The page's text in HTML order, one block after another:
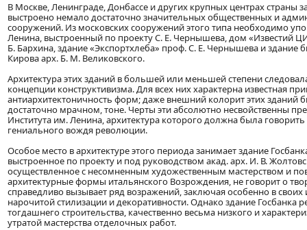
В Москве, Ленинграде, Донбассе и других крупных центрах страны
выстроено немало достаточно значительных общественных и
сооружений. Из московских сооружений этого типа необходимо
Ленина, выстроенный по проекту С. Е. Чернышева, дом «Известий
Б. Бархина, здание «Экспортхлеба» проф. С. Е. Чернышева и здание
Кирова арх. Б. М. Великовского.
Архитектура этих зданий в большей или меньшей степени
концепции конструктивизма. Для всех них характерна известная
антиархитектоничность форм; даже внешний колорит этих зданий
достаточно мрачном, тоне. Черты эти абсолютно несвойственны
Института им. Ленина, архитектура которого должна была
гениального вождя революции.
Особое место в архитектуре этого периода занимает здание
выстроенное по проекту и под руководством акад. арх. И. В.
осуществленное с несомненным художественным мастерством и
архитектурные формы итальянского Возрождения, не говорит о
справедливо вызывает ряд возражений, заключая особенно в
нарочитой стилизации и декоративности. Однако здание Госбанка
тогдашнего строительства, качественно весьма низкого и
утратой мастерства отделочных работ.